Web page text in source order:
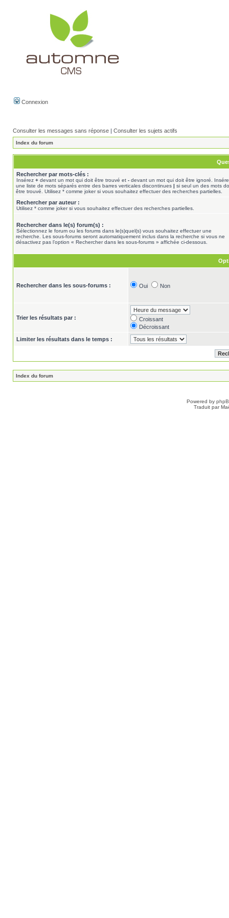
Connexion
Consulter les messages sans réponse | Consulter les sujets actifs
Index du forum
Rechercher par mots-clés :
Insérez + devant un mot qui doit être trouvé et - devant un mot qui doit être ignoré.
une liste de mots séparés entre des barres verticales discontinues | si seul un des mots
être trouvé. Utilisez * comme joker si vous souhaitez effectuer des recherches partielles.
Rechercher par auteur :
Utilisez * comme joker si vous souhaitez effectuer des recherches partielles.
Rechercher dans le(s) forum(s) :
Sélectionnez le forum ou les forums dans le(s)quel(s) vous souhaitez effectuer une
recherche. Les sous-forums seront automatiquement inclus dans la recherche si vous ne
désactivez pas l’option « Rechercher dans les sous-forums » affichée ci-dessous.
Rechercher dans les sous-forums : Oui Non
Trier les résultats par :
Croissant
Décroissant
Limiter les résultats dans le temps :
Index du forum
Powered by
Traduit par